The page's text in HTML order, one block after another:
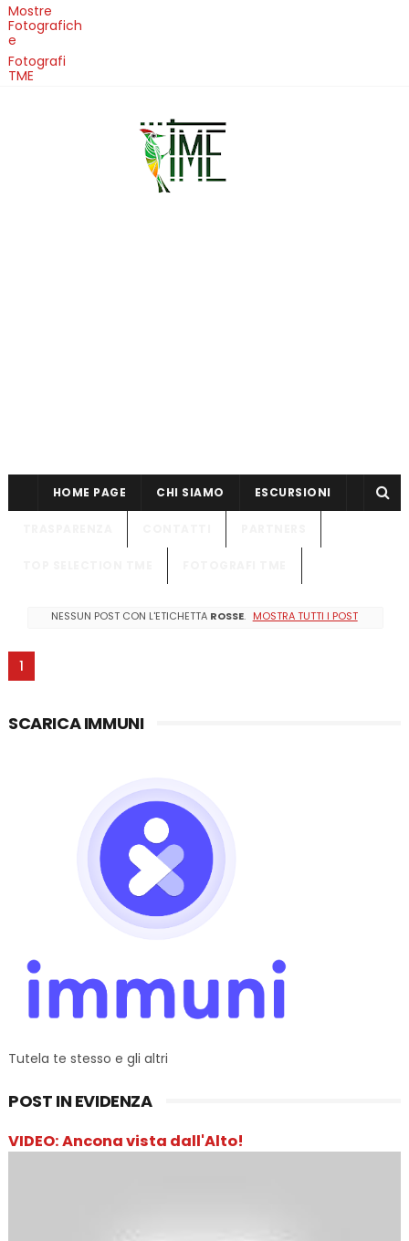
Mostre
Fotografich
e
Fotografi
TME
HOME PAGE CHI SIAMO ESCURSIONI
NESSUN POST CON L'ETICHETTA ROSSE. MOSTRA TUTTI I POST
1
SCARICA IMMUNI
Tutela te stesso e gli altri
POST IN EVIDENZA
VIDEO: Ancona vista dall'Alto!